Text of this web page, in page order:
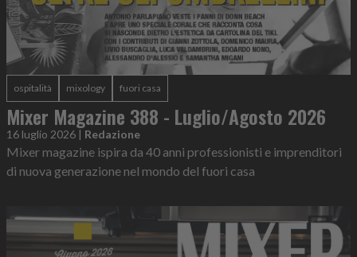
ospitalità mixology fuori casa
Mixer Magazine 388 - Luglio/Agosto 2026
16 luglio 2026 | Redazione
Mixer magazine ispira da 40 anni professionisti e imprenditori
di nuova generazione nel mondo del fuori casa